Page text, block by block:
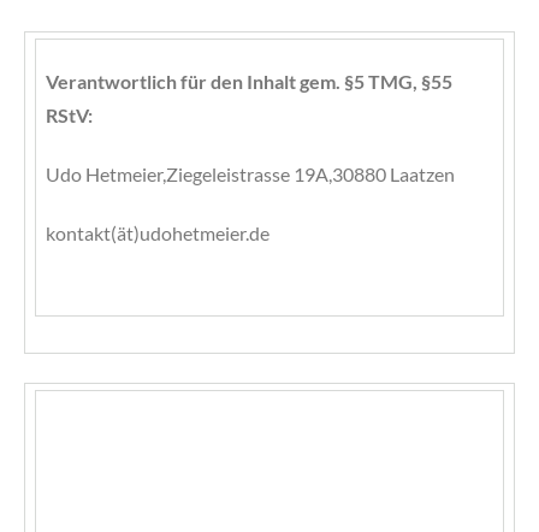
Verantwortlich für den Inhalt gem. §5 TMG, §55
RStV:
Udo Hetmeier,Ziegeleistrasse 19A,30880 Laatzen
kontakt(ät)udohetmeier.de